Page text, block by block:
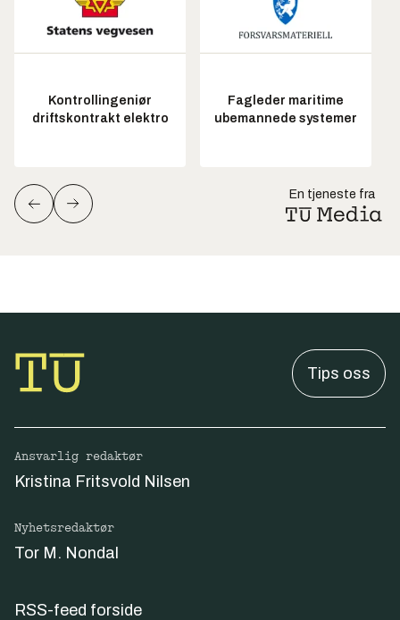
Kontrollingeniør
driftskontrakt elektro
Fagleder maritime
ubemannede systemer
En tjeneste fra
Tips oss
Ansvarlig redaktør
Kristina Fritsvold Nilsen
Nyhetsredaktør
Tor M. Nondal
RSS-feed forside